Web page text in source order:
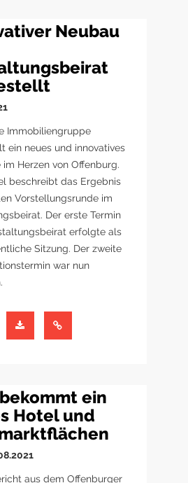
Neubau
Immobiliengruppe
ein neues und innovatives
im Herzen von Offenburg.
beschreibt das Ergebnis
Vorstellungsrunde im
Der erste Termin
erfolgte als
Sitzung. Der zweite
war nun
ein
Hotel und
aus dem Offenburger